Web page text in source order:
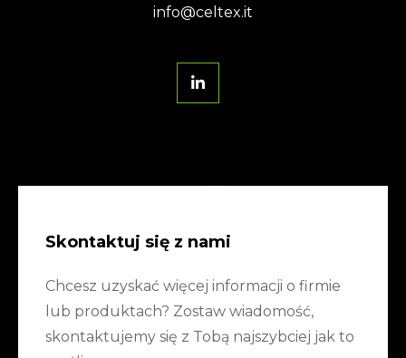
info@celtex.it
Skontaktuj się z nami
Chcesz uzyskać więcej informacji o firmie
lub produktach? Zostaw wiadomość,
skontaktujemy się z Tobą najszybciej jak to